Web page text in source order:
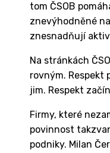
tom ČSOB
znevýhodněné
znesnadňují
Na stránkách
rovným. Respekt
jim. Respekt
Firmy, které
povinnost
podniky. Milan